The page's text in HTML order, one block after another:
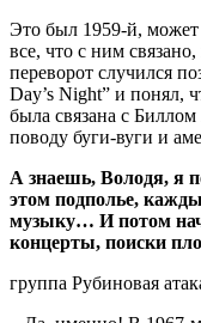
Это был 1959-й,
все, что с ним
переворот случился
Day’s Night” и понял,
была связана с
поводу буги-вуги и
А знаешь, Володя, я
этом подполье,
музыку… И потом
концерты, поиски
группа Рубиновая